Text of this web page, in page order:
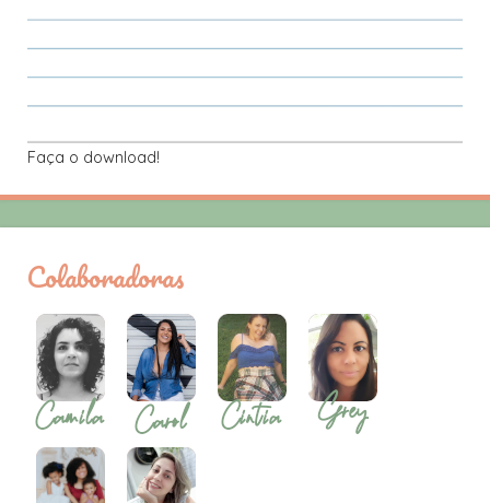
Faça o download!
Colaboradoras